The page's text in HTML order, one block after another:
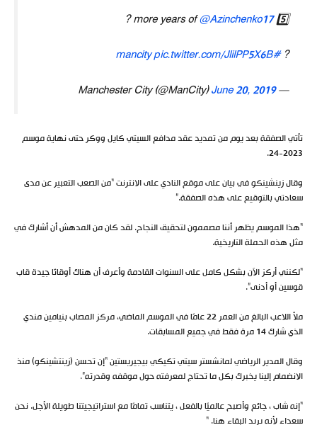
5️⃣ more years of
@Azinchenko17
?
?
#mancity
pic.twitter.com/JlilPP5X6B
— Manchester City (@ManCity)
June 20, 2019
تأتي الصفقة بعد يوم من تمديد عقد مدافع السيتي كايل ووكر حتى نهاية موسم
2023-24.
وقال زينشينكو في بيان على موقع النادي على الانترنت “من الصعب التعبير عن مدى
سعادتي بالتوقيع على هذه الصفقة.”
“هذا الموسم يظهر أننا مصممون لتحقيق النجاح. لقد كان من المدهش أن أشارك في
مثل هذه الحملة التاريخية.
“لكنني أركز الآن بشكل كامل على السنوات القادمة وأعرف أن هناك أوقاتًا جيدة قاب
قوسين أو أدنى”.
ملأ اللاعب البالغ من العمر 22 عامًا في الموسم الماضي، مركز المصاب بنيامين مندي
الذي شارك 14 مرة فقط في جميع المسابقات.
وقال المدير الرياضي لمانشستر سيتي تكيكي بيجيريستين “إن تحسن (زينتشينكو) منذ
الانضمام إلينا يخبرك بكل ما تحتاج لمعرفته حول موقفه وقدرته”.
“إنه شاب ، جائع وأصبح عالميًا بالفعل ، يتناسب تمامًا مع استراتيجيتنا طويلة الأجل. نحن
سعداء لأنه يريد البقاء هنا. “